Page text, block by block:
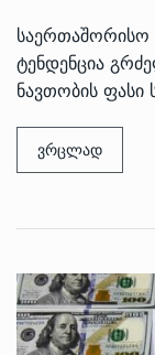
საერთაშორისო
ტენდენცია
ნავთობის
ვრცლად